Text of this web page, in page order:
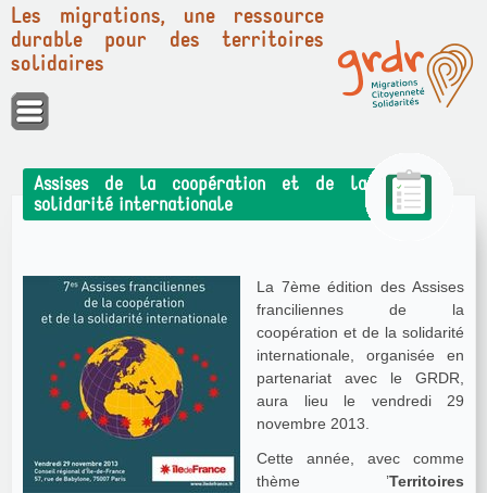
Panneau de gestion des cookies
Les migrations, une ressource
durable pour des territoires
solidaires
Assises de la coopération et de la
solidarité internationale
La 7ème édition des Assises
franciliennes de la
coopération et de la solidarité
internationale, organisée en
partenariat avec le GRDR,
aura lieu le vendredi 29
novembre 2013.
Cette année, avec comme
thème ’Territoires